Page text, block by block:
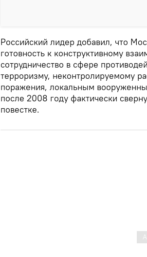
Российский лидер добавил, что
готовность к конструктивному
сотрудничество в сфере
терроризму, неконтролируемому
поражения, локальным
после 2008 году фактически
повестке.